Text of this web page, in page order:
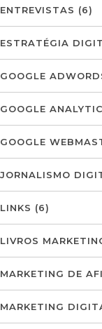
ENTREVISTAS (6)
ESTRATÉGIA
GOOGLE
GOOGLE
GOOGLE
JORNALISMO
LINKS (6)
LIVROS
MARKETING DE
MARKETING